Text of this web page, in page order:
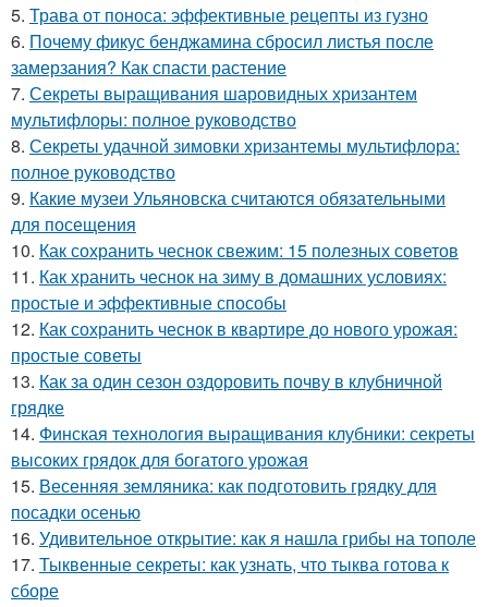
5. Трава от поноса: эффективные рецепты из гузно
6. Почему фикус бенджамина сбросил листья после
замерзания? Как спасти растение
7. Секреты выращивания шаровидных хризантем
мультифлоры: полное руководство
8. Секреты удачной зимовки хризантемы мультифлора:
полное руководство
9. Какие музеи Ульяновска считаются обязательными
для посещения
10. Как сохранить чеснок свежим: 15 полезных советов
11. Как хранить чеснок на зиму в домашних условиях:
простые и эффективные способы
12. Как сохранить чеснок в квартире до нового урожая:
простые советы
13. Как за один сезон оздоровить почву в клубничной
грядке
14. Финская технология выращивания клубники: секреты
высоких грядок для богатого урожая
15. Весенняя земляника: как подготовить грядку для
посадки осенью
16. Удивительное открытие: как я нашла грибы на тополе
17. Тыквенные секреты: как узнать, что тыква готова к
сборе